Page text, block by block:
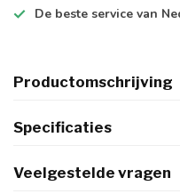
De beste service van
Productomschrijving
Specificaties
Veelgestelde vragen